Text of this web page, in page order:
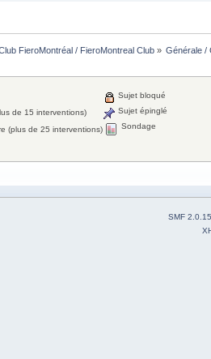
FieroMontréal / FieroMontreal Club» Générale /
de 15 interventions)
(plus de 25 interventions)
Sujet bloqué
Sujet épinglé
Sondage
SMF 2.0.15